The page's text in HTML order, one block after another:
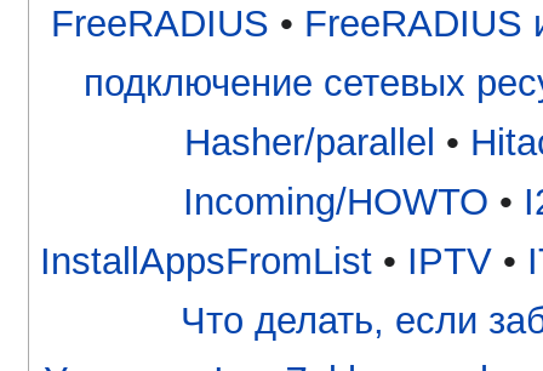
FreeRADIUS • FreeRADIUS
подключение сетевых
Hasher/parallel •
Incoming/HOWTO •
InstallAppsFromList• IPTV•
Что делать, если